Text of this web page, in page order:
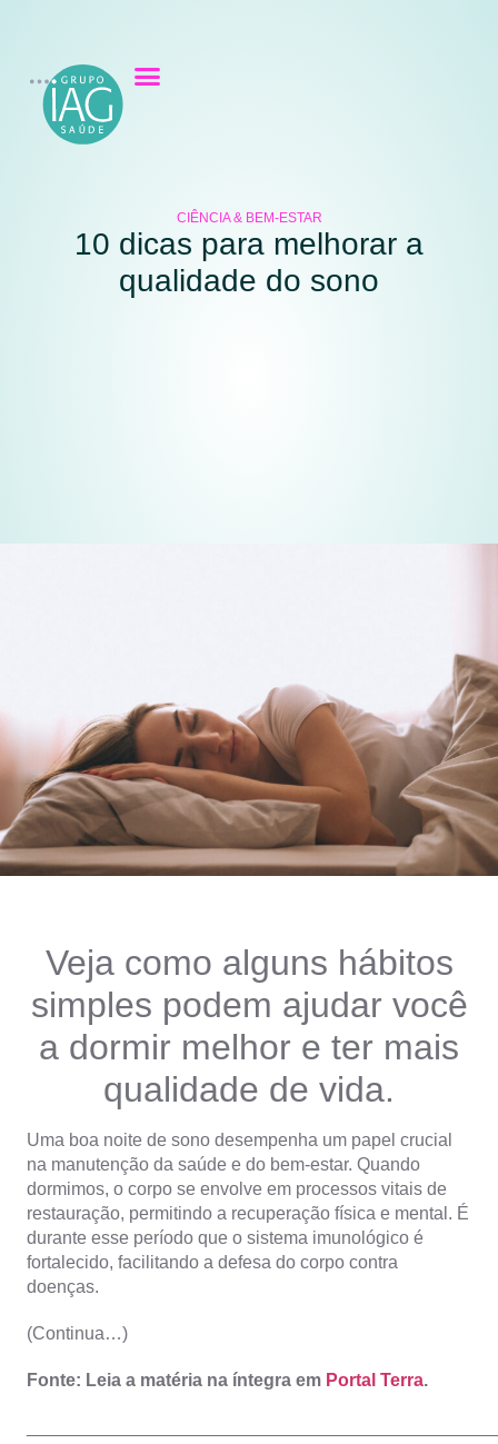
CIÊNCIA & BEM-ESTAR
10 dicas para melhorar a
qualidade do sono
Veja como alguns hábitos
simples podem ajudar você
a dormir melhor e ter mais
qualidade de vida.
Uma boa noite de sono desempenha um papel crucial
na manutenção da saúde e do bem-estar. Quando
dormimos, o corpo se envolve em processos vitais de
restauração, permitindo a recuperação física e mental. É
durante esse período que o sistema imunológico é
fortalecido, facilitando a defesa do corpo contra
doenças.
(Continua…)
Fonte: Leia a matéria na íntegra em Portal Terra.